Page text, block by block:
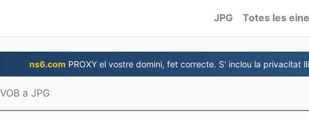
JPG Totes les
ns6.com PROXY el vostre domini, fet correcte. S' inclou la privacitat
VOB a JPG